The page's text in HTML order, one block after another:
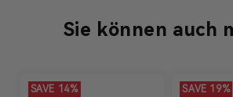
Sie können auch
SAVE 14% SAVE 19%